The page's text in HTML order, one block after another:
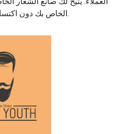
الخاص بك دون اكتساب مهارات التصميم.